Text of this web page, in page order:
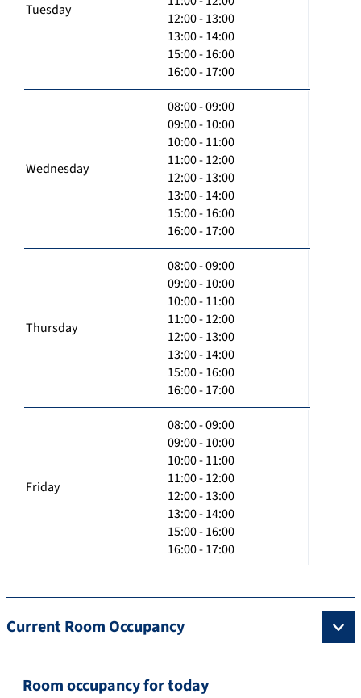
Tuesday
12:00 - 13:00
13:00 - 14:00
15:00 - 16:00
16:00 - 17:00
Wednesday
08:00 - 09:00
09:00 - 10:00
10:00 - 11:00
11:00 - 12:00
12:00 - 13:00
13:00 - 14:00
15:00 - 16:00
16:00 - 17:00
Thursday
08:00 - 09:00
09:00 - 10:00
10:00 - 11:00
11:00 - 12:00
12:00 - 13:00
13:00 - 14:00
15:00 - 16:00
16:00 - 17:00
Friday
08:00 - 09:00
09:00 - 10:00
10:00 - 11:00
11:00 - 12:00
12:00 - 13:00
13:00 - 14:00
15:00 - 16:00
16:00 - 17:00
Current Room Occupancy
Room occupancy for today